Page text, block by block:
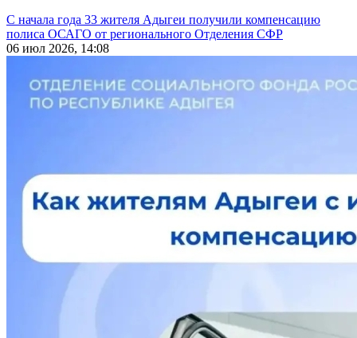
С начала года 33 жителя Адыгеи получили компенсацию
полиса ОСАГО от регионального Отделения СФР
06 июл 2026, 14:08